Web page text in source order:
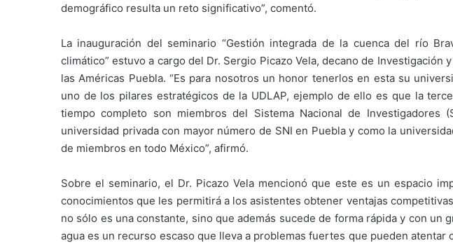
demográfico resulta un reto significativo”, comentó.
La inauguración del seminario “Gestión integrada de la cuenca del río
climático” estuvo a cargo del Dr. Sergio Picazo Vela, decano de Investigación
las Américas Puebla. “Es para nosotros un honor tenerlos en esta su
uno de los pilares estratégicos de la UDLAP, ejemplo de ello es que la
tiempo completo son miembros del Sistema Nacional de Investigadores
universidad privada con mayor número de SNI en Puebla y como la
de miembros en todo México”, afirmó.
Sobre el seminario, el Dr. Picazo Vela mencionó que este es un espacio
conocimientos que les permitirá a los asistentes obtener ventajas
no sólo es una constante, sino que además sucede de forma rápida y con un
agua es un recurso escaso que lleva a problemas fuertes que pueden atentar